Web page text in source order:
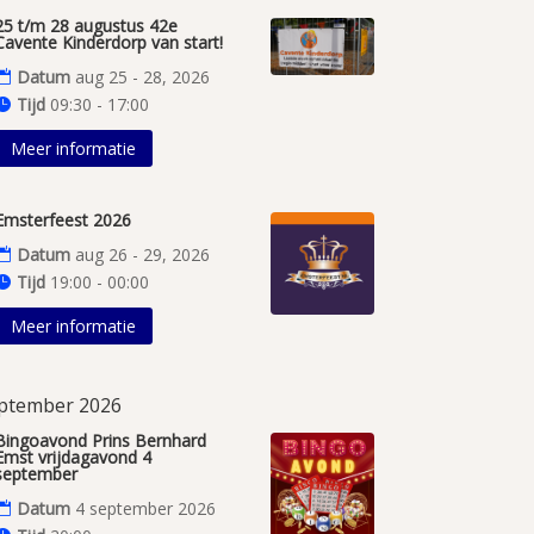
t/m 28 augustus 42e
Kinderdorp van start!
Datum aug 25 - 28, 2026
Tijd 09:30 - 17:00
Meer informatie
2026
Datum aug 26 - 29, 2026
Tijd 19:00 - 00:00
Meer informatie
2026
Prins Bernhard
vrijdagavond 4
Datum 4 september 2026